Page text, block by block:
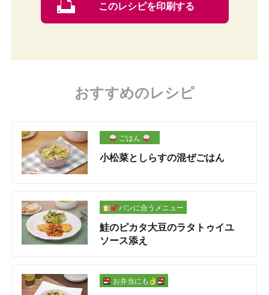
このレシピを印刷する
おすすめのレシピ
ごはん
小松菜としらすの混ぜごはん
パンに合うメニュー
鮭のピカタ大豆のラタトゥイユ
ソース添え
お弁当にも